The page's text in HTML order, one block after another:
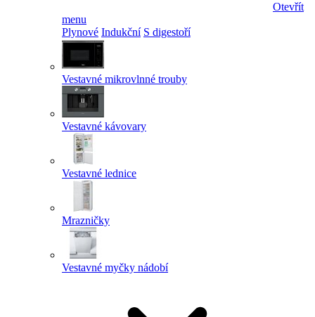
Otevřít
menu
Plynové Indukční S digestoří
Vestavné mikrovlnné trouby
Vestavné kávovary
Vestavné lednice
Mrazničky
Vestavné myčky nádobí